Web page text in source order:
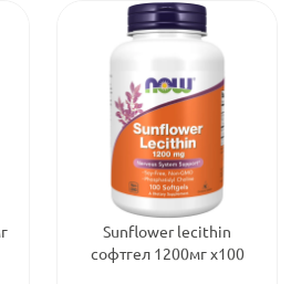
Sunflower lecithin
софтгел 1200мг х100